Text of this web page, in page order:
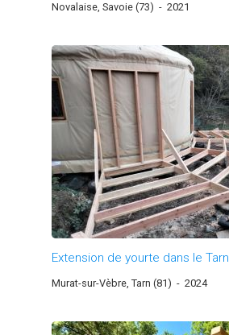
Novalaise, Savoie (73) - 2021
Extension de yourte dans le Tarn
Murat-sur-Vèbre, Tarn (81) - 2024